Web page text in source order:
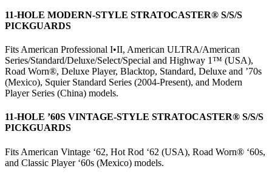
11-HOLE MODERN-STYLE STRATOCASTER® S/S/S
PICKGUARDS
Fits American Professional I•II, American ULTRA/American
Series/Standard/Deluxe/Select/Special and Highway 1™ (USA),
Road Worn®, Deluxe Player, Blacktop, Standard, Deluxe and ’70s
(Mexico), Squier Standard Series (2004-Present), and Modern
Player Series (China) models.
11-HOLE ’60S VINTAGE-STYLE STRATOCASTER® S/S/S
PICKGUARDS
Fits American Vintage ‘62, Hot Rod ‘62 (USA), Road Worn® ‘60s,
and Classic Player ‘60s (Mexico) models.